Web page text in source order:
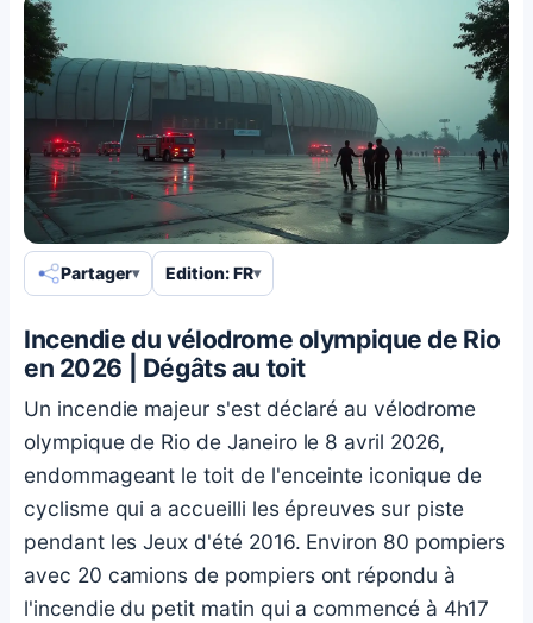
Partager Edition: FR
Incendie du vélodrome olympique de Rio
en 2026 | Dégâts au toit
Un incendie majeur s'est déclaré au vélodrome
olympique de Rio de Janeiro le 8 avril 2026,
endommageant le toit de l'enceinte iconique de
cyclisme qui a accueilli les épreuves sur piste
pendant les Jeux d'été 2016. Environ 80 pompiers
avec 20 camions de pompiers ont répondu à
l'incendie du petit matin qui a commencé à 4h17